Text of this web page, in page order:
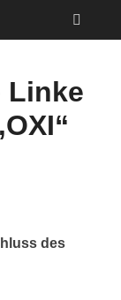
Linke
des